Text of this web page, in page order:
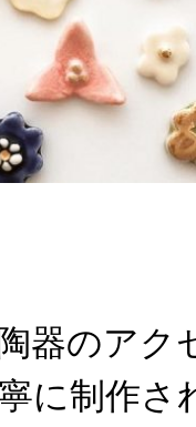
器のアク
に制作さ